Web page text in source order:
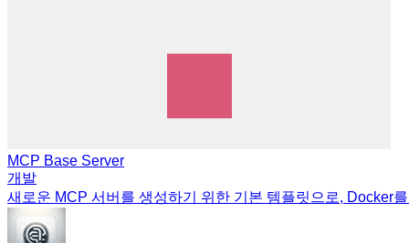
MCP Base Server
개발
새로운 MCP 서버를 생성하기 위한 기본 템플릿으로, Docker